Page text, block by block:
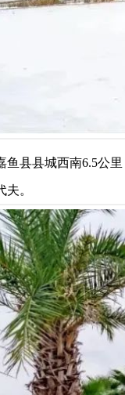
鱼县县城西南6.5公
。